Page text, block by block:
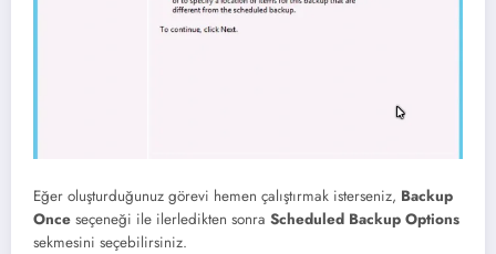
Eğer oluşturduğunuz görevi hemen çalıştırmak isterseniz, Backup
Once seçeneği ile ilerledikten sonra Scheduled Backup Options
sekmesini seçebilirsiniz.